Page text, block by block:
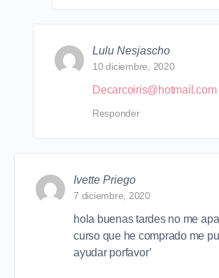
Lulu Nesjascho
10 diciembre, 2020
Decarcoiris@hotmail.com
Responder
Ivette Priego
7 diciembre, 2020
hola buenas tardes no me
curso que he comprado me
ayudar porfavor’